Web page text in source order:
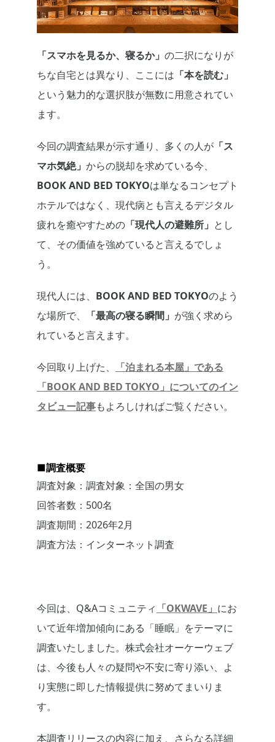
「スマホを見るか、寝るか」 の二択になりが
ちな自宅とは異なり、ここには 「本を読む」
という魅力的な選択肢が無数に用意されてい
ます。
今回の調査結果が示す通り、多くの人が 「ス
マホ気絶」 からの脱却を求めている今、
BOOK AND BED TOKYOは単なるコンセプト
ホテルではなく、現代病とも言えるデジタル
疲れを癒やすための 「現代人の避難所」 とし
て、その価値を強めていると言えるでしょ
う。
現代人には、 BOOK AND BED TOKYOのよう
な場所で、
「最高の寝る瞬間」 が強く求めら
れていると言えます。
今回取り上げた、
「泊まれる本屋」である
「BOOK AND BED TOKYO」についてのイン
タビュー記事もよろしければご覧ください。
■調査概要
調査対象：調査対象：全国の男女
回答者数：500名
調査期間：2026年2月
調査方法：インターネット調査
今回は、Q&Aコミュニティ 「OKWAVE」 にお
いて近年増加傾向にある「睡眠」をテーマに
調査いたしました。株式会社オーケーウェブ
は、今後も人々の疑問や不安に寄り添い、よ
り実態に即した情報提供に努めてまいりま
す。
本調査リリースの内容に加え、さらなる詳細